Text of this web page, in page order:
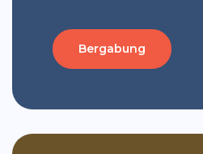
Bergabung